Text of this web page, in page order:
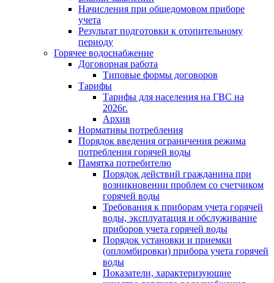
Начисления при общедомовом приборе
учета
Результат подготовки к отопительному
периоду
Горячее водоснабжение
Договорная работа
Типовые формы договоров
Тарифы
Тарифы для населения на ГВС на
2026г.
Архив
Нормативы потребления
Порядок введения ограничения режима
потребления горячей воды
Памятка потребителю
Порядок действий гражданина при
возникновении проблем со счетчиком
горячей воды
Требования к приборам учета горячей
воды, эксплуатация и обслуживание
приборов учета горячей воды
Порядок установки и приемки
(опломбировки) прибора учета горячей
воды
Показатели, характеризующие